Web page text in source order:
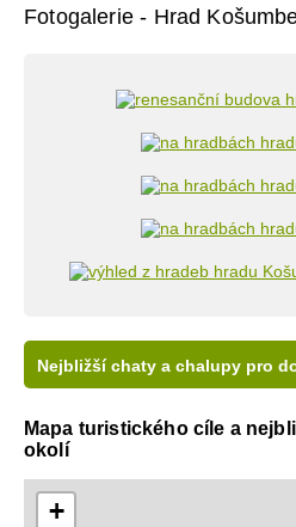
Fotogalerie - Hrad
Nejbližší chaty a chalupy pro
Mapa turistického cíle a
okolí
+